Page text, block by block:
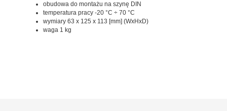
obudowa do montażu na szynę DIN
temperatura pracy -20 °C ÷ 70 °C
wymiary 63 x 125 x 113 [mm] (WxHxD)
waga 1 kg